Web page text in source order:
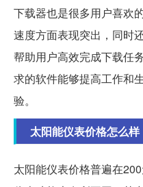
下载器也是很多用户喜欢
速度方面表现突出，同时
帮助用户高效完成下载任
求的软件能够提高工作和
验。
太阳能仪表价格怎么样
太阳能仪表价格普遍在